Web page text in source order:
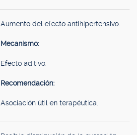
Aumento del efecto antihipertensivo.
Mecanismo:
Efecto aditivo.
Recomendación:
Asociación útil en terapéutica.